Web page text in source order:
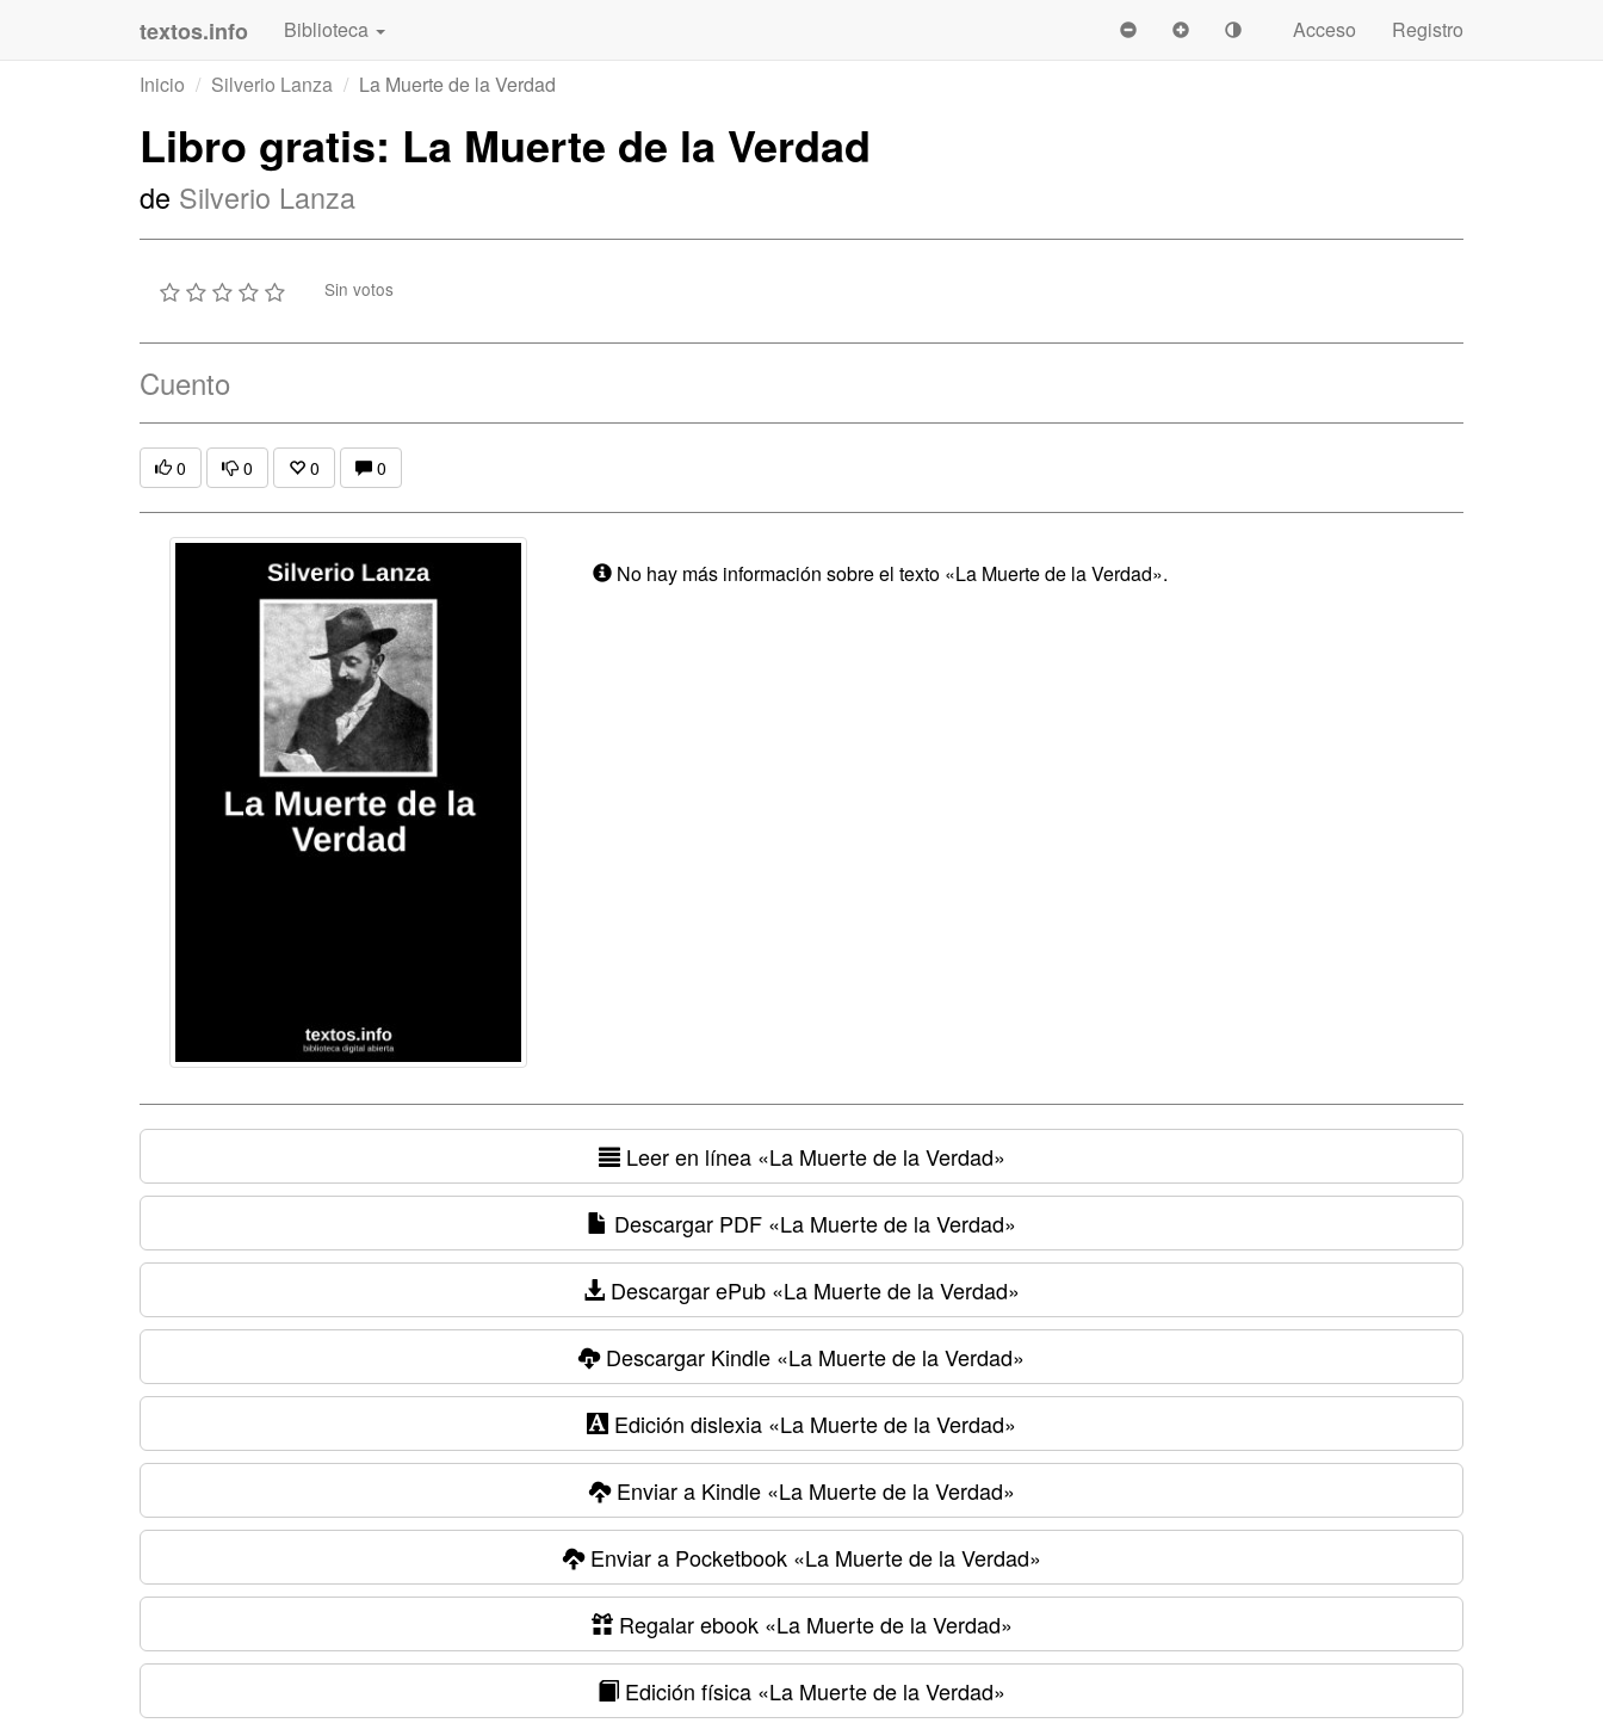
textos.info Biblioteca Acceso
Registro
Inicio
Silverio Lanza La Muerte de la Verdad
Libro gratis: La Muerte de la Verdad
de Silverio Lanza
Sin votos
Cuento
0 0 0 0
No hay más información sobre el texto «La Muerte de la Verdad».
Leer en línea«La Muerte de la Verdad»
Descargar PDF «La Muerte de la Verdad»
Descargar ePub «La Muerte de la Verdad»
Descargar Kindle «La Muerte de la Verdad»
Edición dislexia «La Muerte de la Verdad»
Enviar a Kindle«La Muerte de la Verdad»
Enviar a Pocketbook«La Muerte de la Verdad»
Regalar ebook«La Muerte de la Verdad»
Edición física «La Muerte de la Verdad»